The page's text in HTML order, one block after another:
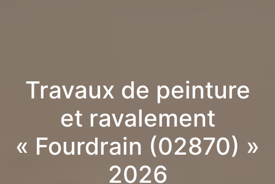
Travaux de peinture
et ravalement
« Fourdrain (02870) »
2026